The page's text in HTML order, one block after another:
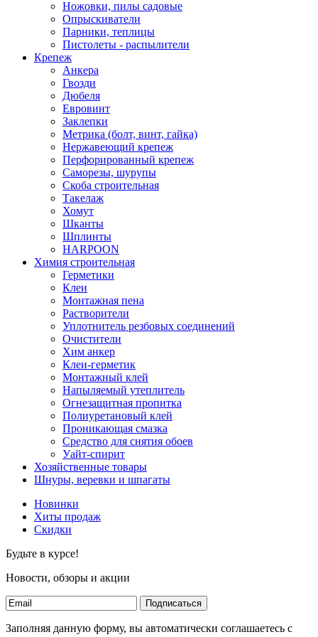
Ножовки, пилы садовые
Опрыскиватели
Парники, теплицы
Пистолеты - распылители
Крепеж
Анкера
Гвозди
Дюбеля
Евровинт
Заклепки
Метрика (болт, винт, гайка)
Нержавеющий крепеж
Перфорированный крепеж
Саморезы, шурупы
Скоба строительная
Такелаж
Хомут
Шканты
Шплинты
HARPOON
Химия строительная
Герметики
Клеи
Монтажная пена
Растворители
Уплотнитель резбовых соединений
Очистители
Хим анкер
Клеи-герметик
Монтажный клей
Напыляемый утеплитель
Огнезащитная пропитка
Полиуретановый клей
Проникающая смазка
Средство для снятия обоев
Уайт-спирит
Хозяйственные товары
Шнуры, веревки и шпагаты
Новинки
Хиты продаж
Скидки
Будьте в курсе!
Новости, обзоры и акции
Подписаться
Заполняя данную форму, вы автоматически соглашаетесь с